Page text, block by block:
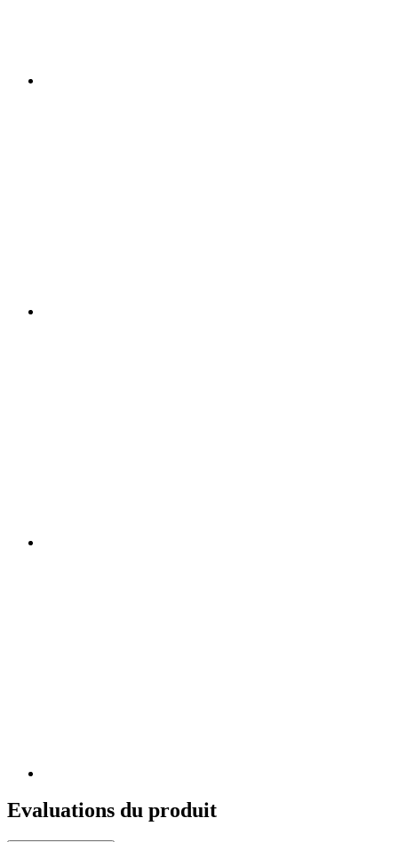
Evaluations du produit